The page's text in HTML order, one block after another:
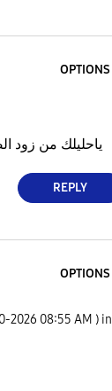
OPTIONS
ياحليلك من زود
REPLY
OPTIONS
2026 08:55 AM ) in